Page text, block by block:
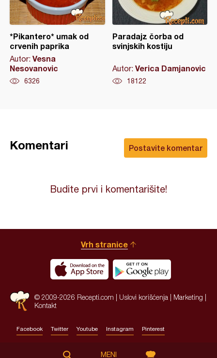
*Pikantero* umak od
crvenih paprika
Autor: Vesna
Nesovanovic
6326
Paradajz čorba od
svinjskih kostiju
Autor: Verica Damjanovic
18122
Postavite komentar
Komentari
Budite prvi i komentarišite!
Vrh stranice
© 2009-2026 Recepti.com | Uslovi korišćenja Marketing
Kontakt
Facebook Twitter Youtube Instagram Pinterest